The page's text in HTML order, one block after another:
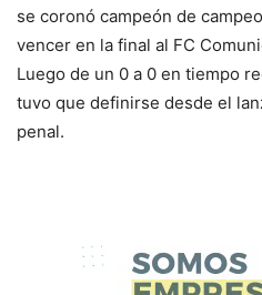
se coronó campeón de
vencer en la final al FC
Luego de un 0 a 0 en tiempo
tuvo que definirse desde el
penal.